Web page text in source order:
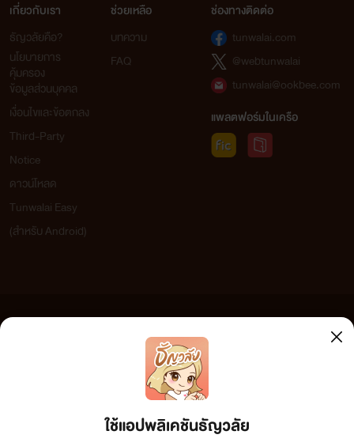
ใช้แอปพลิเคชันธัญวลัย
เกี่ยวกับเรา
ธัญวลัยคือ?
นโยบายการ
คุ้มครอง
ข้อมูลส่วนบุคคล
เงื่อนไขและข้อตกลง
Third-Party
Notice
ดาวน์โหลด
Tunwalai Easy
(สำหรับ Android)
ช่วยเหลือ
บทความ
FAQ
ช่องทางติดต่อ
tunwalai.com
@webtunwalai
tunwalai@ookbee.com
แพลตฟอร์มในเครือ
เว็บไซต์แห่งนี้ไม่ได้เห็นด้วยและไม่ขอรับผิดชอบต่อข้อความใดๆ ทั้งสิ้น ดังนั้นผู้อ่านทุกท่านโปรดใช้
วิจารณญาณในการกลั่นกรองด้วยตนเอง และหากท่านพบข้อความใดๆ ที่ขัดต่อกฎหมายและศีลธรรม
กรุณาแจ้งมาที่ tunwalai@ookbee.com เพื่อทีมงานจะได้ดำเนินการในทันที ทั้งนี้ ทางเว็บไซต์ขอสงวน
ลิขสิทธิ์ตามพระราชบัญญัติลิขสิทธิ์ (ฉบับเพิ่มเติม) พ.ศ.2558